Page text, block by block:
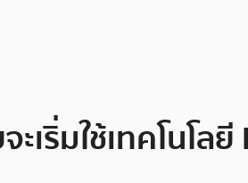
ริ่มใช้เทคโนโล